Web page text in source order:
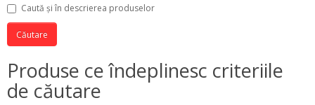
Caută și în descrierea produselor
Produse ce îndeplinesc criteriile
de căutare